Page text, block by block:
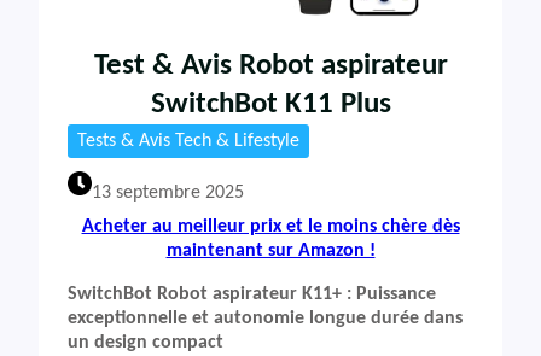
Test & Avis Robot aspirateur
SwitchBot K11 Plus
Tests & Avis Tech & Lifestyle
13 septembre 2025
Acheter au meilleur prix et le moins chère dès
maintenant sur Amazon !
SwitchBot Robot aspirateur K11+ : Puissance
exceptionnelle et autonomie longue durée dans
un design compact